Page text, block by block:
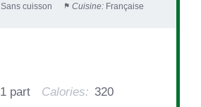
Sans cuisson Cuisine: Française
1 part Calories: 320